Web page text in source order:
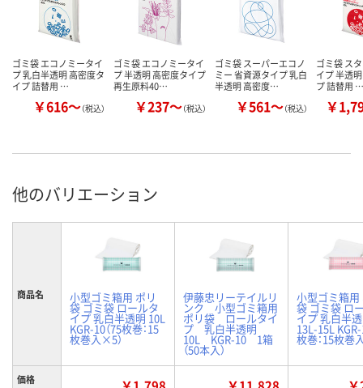
ゴミ袋 エコノミータイ
プ 乳白半透明 高密度タ
イプ 詰替用 …
￥616～（税込）
ゴミ袋 エコノミータイ
プ 半透明 高密度タイプ
再生原料40…
￥237～（税込）
ゴミ袋 スーパーエコノ
ミー 省資源タイプ 乳白
半透明 高密度…
￥561～（税込）
ゴミ袋 ス
イプ 半透
プ 詰替用 …
￥
他のバリエーション
商品名 小型ゴミ箱用 ポリ
袋 ゴミ袋 ロールタ
イプ 乳白半透明 10L
KGR-10（75枚巻：15
枚巻入×5）
伊藤忠リーテイルリ
ンク 小型ゴミ箱用
ポリ袋 ロールタイ
プ 乳白半透明
10L KGR-10 1箱
（50本入）
小型ゴミ箱用
袋 ゴミ袋 ロ
イプ 乳白半
13L-15L KGR-
枚巻：15枚巻
価格